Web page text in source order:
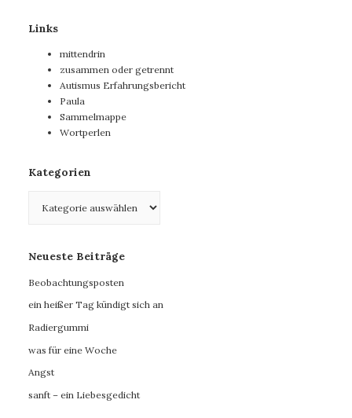
Links
mittendrin
zusammen oder getrennt
Autismus Erfahrungsbericht
Paula
Sammelmappe
Wortperlen
Kategorien
Neueste Beiträge
Beobachtungsposten
ein heißer Tag kündigt sich an
Radiergummi
was für eine Woche
Angst
sanft – ein Liebesgedicht